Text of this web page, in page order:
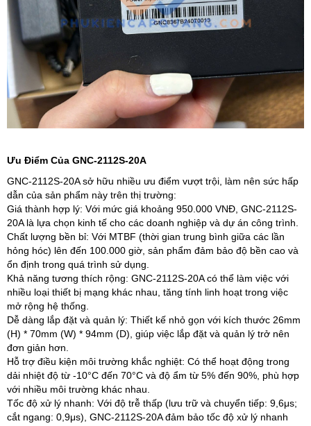
Ưu Điểm Của GNC-2112S-20A
GNC-2112S-20A sở hữu nhiều ưu điểm vượt trội, làm nên sức hấp
dẫn của sản phẩm này trên thị trường:
Giá thành hợp lý: Với mức giá khoảng 950.000 VNĐ, GNC-2112S-
20A là lựa chọn kinh tế cho các doanh nghiệp và dự án công trình.
Chất lượng bền bỉ: Với MTBF (thời gian trung bình giữa các lần
hỏng hóc) lên đến 100.000 giờ, sản phẩm đảm bảo độ bền cao và
ổn định trong quá trình sử dụng.
Khả năng tương thích rộng: GNC-2112S-20A có thể làm việc với
nhiều loại thiết bị mạng khác nhau, tăng tính linh hoạt trong việc
mở rộng hệ thống.
Dễ dàng lắp đặt và quản lý: Thiết kế nhỏ gọn với kích thước 26mm
(H) * 70mm (W) * 94mm (D), giúp việc lắp đặt và quản lý trở nên
đơn giản hơn.
Hỗ trợ điều kiện môi trường khắc nghiệt: Có thể hoạt động trong
dải nhiệt độ từ -10°C đến 70°C và độ ẩm từ 5% đến 90%, phù hợp
với nhiều môi trường khác nhau.
Tốc độ xử lý nhanh: Với độ trễ thấp (lưu trữ và chuyển tiếp: 9,6μs;
cắt ngang: 0,9μs), GNC-2112S-20A đảm bảo tốc độ xử lý nhanh